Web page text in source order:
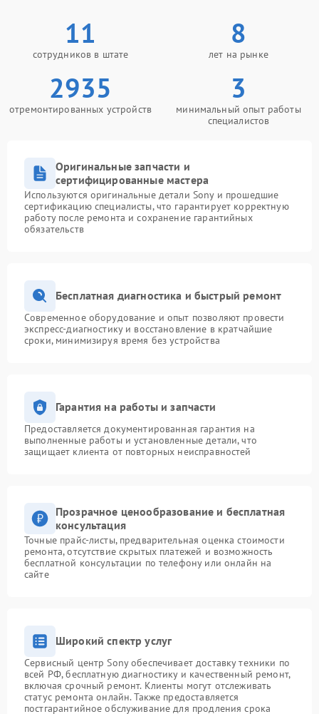
11
сотрудников в штате
8
лет на рынке
2935
отремонтированных устройств
3
минимальный опыт работы
специалистов
Оригинальные запчасти и
сертифицированные мастера
Используются оригинальные детали Sony и прошедшие
сертификацию специалисты, что гарантирует корректную
работу после ремонта и сохранение гарантийных
обязательств
Бесплатная диагностика и быстрый ремонт
Современное оборудование и опыт позволяют провести
экспресс-диагностику и восстановление в кратчайшие
сроки, минимизируя время без устройства
Гарантия на работы и запчасти
Предоставляется документированная гарантия на
выполненные работы и установленные детали, что
защищает клиента от повторных неисправностей
Прозрачное ценообразование и бесплатная
консультация
Точные прайс-листы, предварительная оценка стоимости
ремонта, отсутствие скрытых платежей и возможность
бесплатной консультации по телефону или онлайн на
сайте
Широкий спектр услуг
Сервисный центр Sony обеспечивает доставку техники по
всей РФ, бесплатную диагностику и качественный ремонт,
включая срочный ремонт. Клиенты могут отслеживать
статус ремонта онлайн. Также предоставляется
постгарантийное обслуживание для продления срока